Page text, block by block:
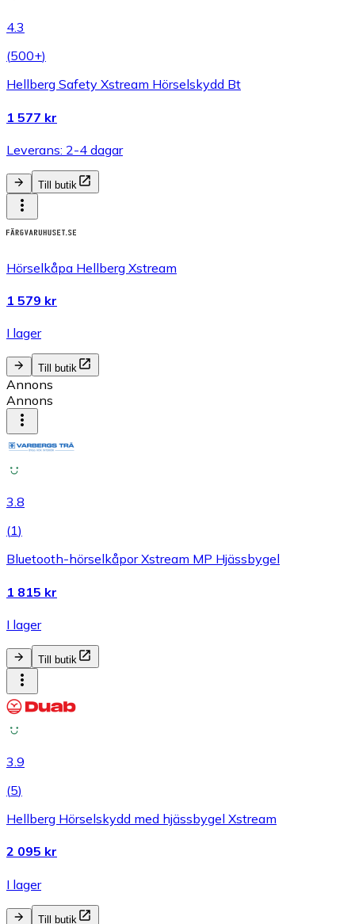
4.3
(500+)
Hellberg Safety Xstream Hörselskydd Bt
1 577 kr
Leverans: 2-4 dagar
Till butik
Hörselkåpa Hellberg Xstream
1 579 kr
I lager
Till butik
Annons
Annons
3.8
(1)
Bluetooth-hörselkåpor Xstream MP Hjässbygel
1 815 kr
I lager
Till butik
3.9
(5)
Hellberg Hörselskydd med hjässbygel Xstream
2 095 kr
I lager
Till butik